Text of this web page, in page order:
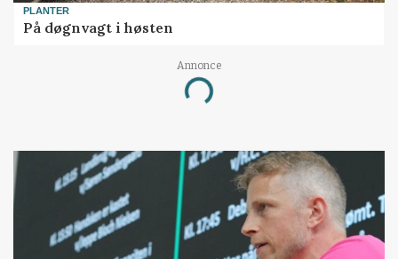
PLANTER
På døgnvagt i høsten
Annonce
Loading...